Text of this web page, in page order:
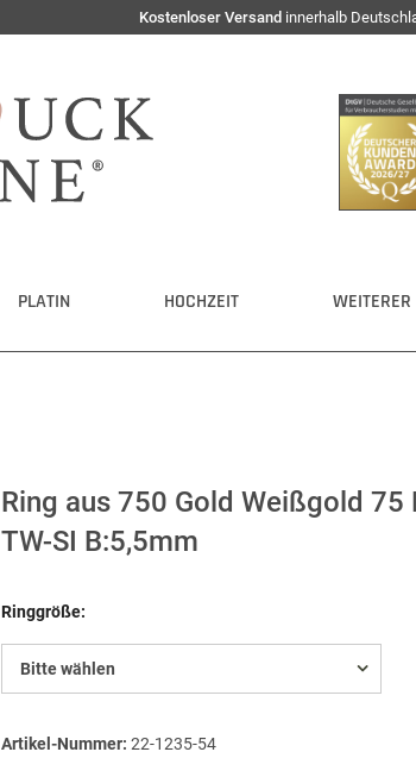
Kostenloser Versand innerhalb
PLATIN HOCHZEIT
Ring aus 750 Gold Weißgold 75
TW-SI B:5,5mm
Ringgröße:
Bitte wählen
Artikel-Nummer: 22-1235-54